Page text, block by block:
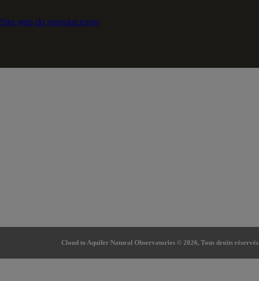
Site web du manufacturier
Cloud to Aquifer Natural Observatories © 2026, Tous droits réservés